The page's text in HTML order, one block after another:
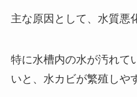
主な原因として、水質悪
特に水槽内の水が汚れて
いと、水カビが繁殖しや